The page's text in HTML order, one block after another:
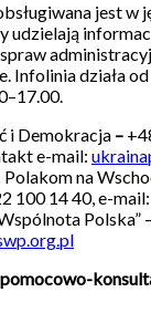
jest w
udzielają
Infolinia działa
i Demokracja –
e-mail:
na
100 14 40, e-mail:
Polska”